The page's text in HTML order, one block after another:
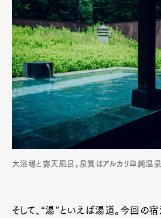
大浴場と露天風呂。泉質はアルカリ単純温泉
そして、“湯”といえば湯道。今回の